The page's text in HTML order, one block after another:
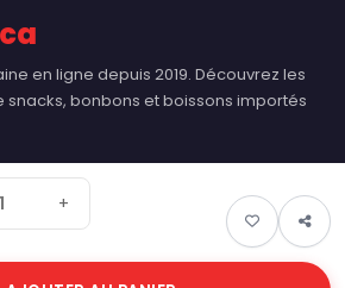
+
en ligne depuis 2019. Découvrez les
bonbons et boissons importés